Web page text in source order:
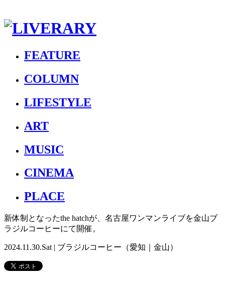
FEATURE
COLUMN
LIFESTYLE
ART
MUSIC
CINEMA
PLACE
新体制となったthe hatchが、名古屋ワンマンライブを金山ブ
ラジルコーヒーにて開催。
2024.11.30.Sat | ブラジルコーヒー（愛知｜金山）